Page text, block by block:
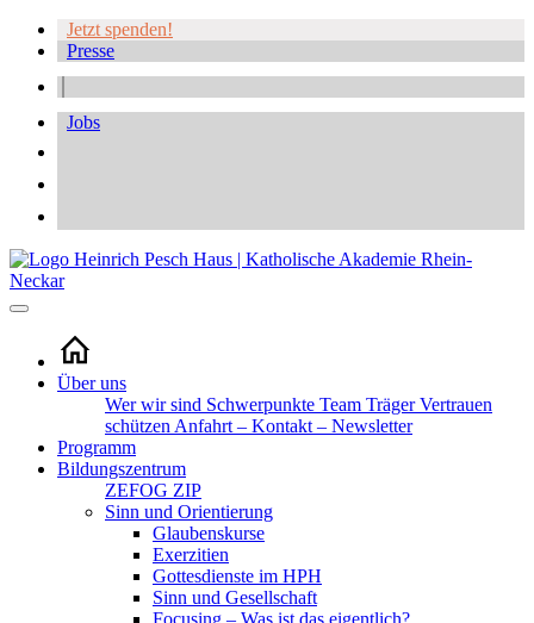
Jetzt spenden!
Presse
Jobs
Über uns
Wer wir sind Schwerpunkte Team TrägerVertrauen
schützen Anfahrt – Kontakt – Newsletter
Programm
Bildungszentrum
ZEFOG ZIP
Sinn und Orientierung
Glaubenskurse
Exerzitien
Gottesdienste im HPH
Sinn und Gesellschaft
Focusing – Was ist das eigentlich?